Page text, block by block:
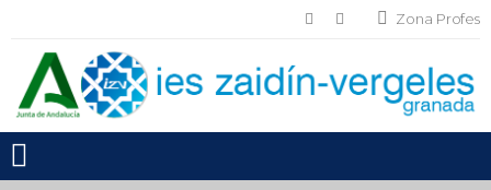
Zona Profes
Toggle mobile menu